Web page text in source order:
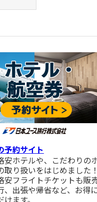
で社会科見学！3つの工場めぐり
催行決定しました。
発 国内おすすめバス旅行『【8/
山五合目ドライブ＆桔梗信玄餅詰
しました。
発 国内おすすめバス旅行『【8/
山五合目ドライブ＆桔梗信玄餅詰
あと少し!
国内おすすめバス旅行『【9月
山五合目ドライブ＆桔梗信玄
狩り食べ放題』 催行決定しま
,11日,12日,13日,14日,15日,16
東発 国内おすすめバス旅行『【
んやり天然クーラー♪神秘的な
予約サイト
安ホテルや、こだわりの
取り扱いをはじめました
安フライトチケットも販
、出張や帰省など、お得
ます。